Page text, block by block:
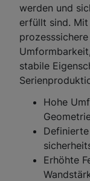
werden und
erfüllt sind.
stabile
Hohe
Erhöhte